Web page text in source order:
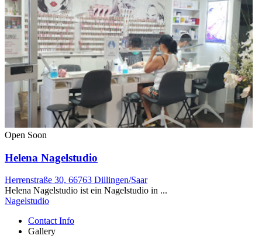
Open Soon
Helena Nagelstudio
Herrenstraße 30, 66763 Dillingen/Saar
Helena Nagelstudio ist ein Nagelstudio in ...
Nagelstudio
Contact Info
Gallery